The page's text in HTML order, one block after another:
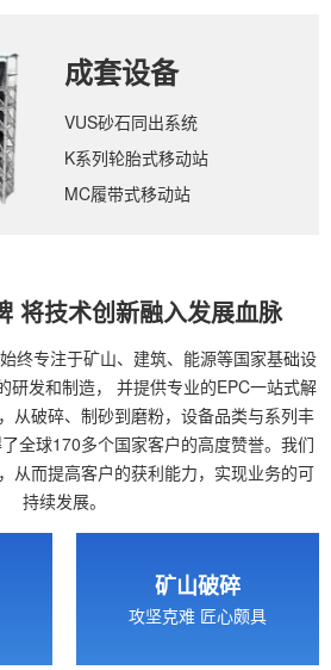
成套设备
VUS砂石同出系统
K系列轮胎式移动站
MC履带式移动站
将技术创新融入发展血脉
终专注于矿山、建筑、能源等国家基础设
发和制造，
并提供专业的EPC一站式解
从破碎、制砂到磨粉，设备品类与系列丰
全球170多个国家客户的高度赞誉。我们
从而提高客户的获利能力，实现业务的可
持续发展。
矿山破碎
攻坚克难 匠心颇具